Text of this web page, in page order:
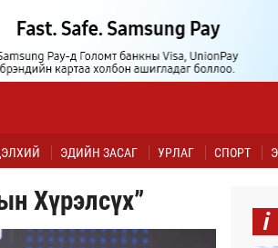
ЭДИЙН ЗАСАГ УРЛАГ СПОРТ
Хүрэлсүх”
i